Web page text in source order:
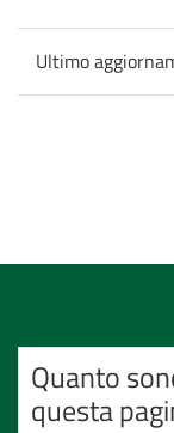
Ultimo
Quanto
questa